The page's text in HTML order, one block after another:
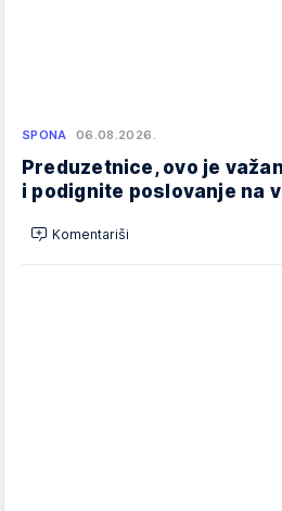
SPONA 06.08.2026.
Preduzetnice, ovo je
i podignite poslovanje na
Komentariši